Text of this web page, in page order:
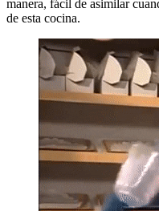
manera, fácil de asimilar
de esta cocina.